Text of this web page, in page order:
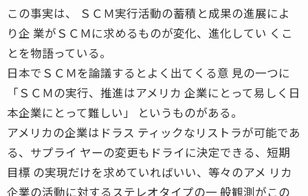
この事実は、 ＳＣＭ実行活動の蓄積と成果の進展によ
り企 業がＳＣＭに求めるものが変化、進化してい くこ
とを物語っている。
日本でＳＣＭを論議するとよく出てくる意 見の一つに
「ＳＣＭの実行、推進はアメリカ 企業にとって易しく日
本企業にとって難しい」 というものがある。
アメリカの企業はドラス ティックなリストラが可能であ
る、サプライ ヤーの変更もドライに決定できる、短期
目標 の実現だけを求めていればいい、等々のアメ リカ
企業の活動に対するステレオタイプの一 般観測がこの